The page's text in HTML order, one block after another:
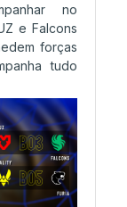
no
e Falcons
forças
tudo